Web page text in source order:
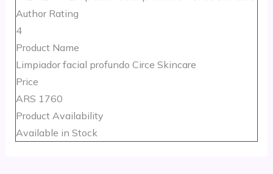
Author Rating
4
Product Name
Limpiador facial profundo Circe Skincare
Price
ARS 1760
Product Availability
Available in Stock